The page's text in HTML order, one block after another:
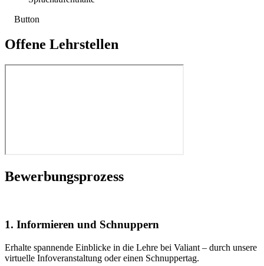
Button
Offene Lehrstellen
Bewerbungsprozess
1. Informieren und Schnuppern
Erhalte spannende Einblicke in die Lehre bei Valiant – durch unsere
virtuelle Infoveranstaltung oder einen Schnuppertag.